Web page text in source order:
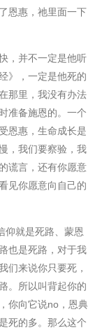
恩惠，祂里面一下
，并不一定是他听
》，一定是他死的
那里，我没有办法
准备施恩的。一个
恩惠，生命成⻓是
，我们要察验，我
谎言，还有你愿意
⻅你愿意向自己的
仰就是死路、蒙恩
也是死路，对于我
们来说你只要死，
。所以叫背起你的
你向它说no，恩典
死的多。那么这个